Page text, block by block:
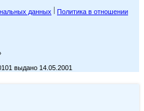
данных
Политика в отношении
выдано 14.05.2001